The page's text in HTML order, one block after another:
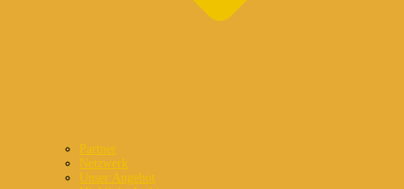
Partner
Netzwerk
Unser Angebot